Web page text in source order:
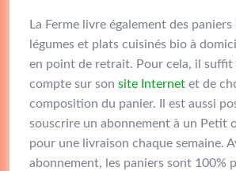
La Ferme livre également des
légumes et plats cuisinés bio à
en point de retrait. Pour cela, il suffit
compte sur son site Internet et de
composition du panier. Il est aussi
souscrire un abonnement à un Petit
pour une livraison chaque semaine.
abonnement, les paniers sont 100%